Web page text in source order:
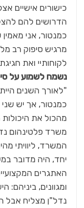
כישורים אישיים
הדרושים להם
כמנטור, אני
מרגיש סיפוק רב
לקוחותיי ואת
נשמח לשמוע על
"לאורך השנים
כמנטור, אך יש
מהכול את
משרד פלטינהום
המשרד, ליוויתי
יחד, היה מדובר
האתגרים
ומגוונים, ביניהם:
נדל"ן מצליח אבל